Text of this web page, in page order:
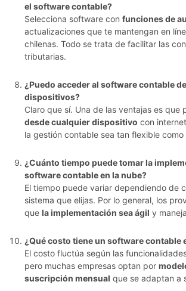
el software contable?
Selecciona software con funciones de
actualizaciones que te mantengan en
chilenas. Todo se trata de facilitar las
tributarias.
¿Puedo acceder al software contable
dispositivos?
Claro que sí. Una de las ventajas es que
desde cualquier dispositivo con
la gestión contable sea tan flexible como
¿Cuánto tiempo puede tomar la
software contable en la nube?
El tiempo puede variar dependiendo de
sistema que elijas. Por lo general, los
que la implementación sea ágil y
¿Qué costo tiene un software contable
El costo fluctúa según las
pero muchas empresas optan por
suscripción mensual que se adaptan a